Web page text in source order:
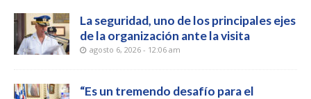
La seguridad, uno de los principales ejes
de la organización ante la visita
agosto 6, 2026 - 12:06 am
“Es un tremendo desafío para el